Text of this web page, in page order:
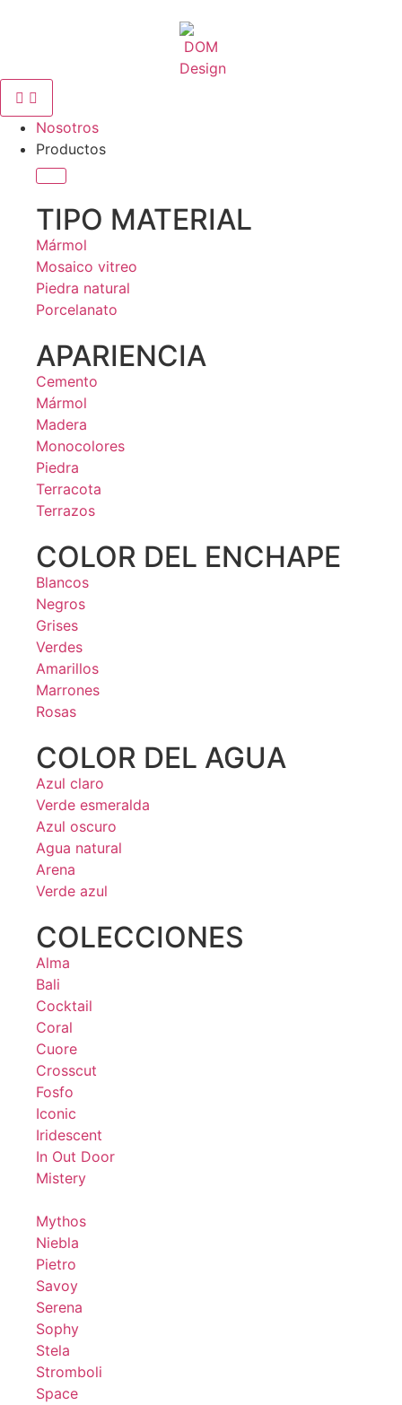
Nosotros
Productos
TIPO MATERIAL
Mármol
Mosaico vitreo
Piedra natural
Porcelanato
APARIENCIA
Cemento
Mármol
Madera
Monocolores
Piedra
Terracota
Terrazos
COLOR DEL ENCHAPE
Blancos
Negros
Grises
Verdes
Amarillos
Marrones
Rosas
COLOR DEL AGUA
Azul claro
Verde esmeralda
Azul oscuro
Agua natural
Arena
Verde azul
COLECCIONES
Alma
Bali
Cocktail
Coral
Cuore
Crosscut
Fosfo
Iconic
Iridescent
In Out Door
Mistery
Mythos
Niebla
Pietro
Savoy
Serena
Sophy
Stela
Stromboli
Space